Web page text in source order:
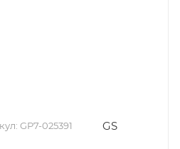
GP7-025391 GS